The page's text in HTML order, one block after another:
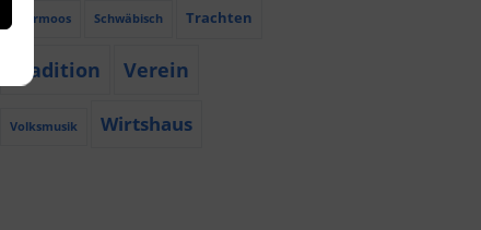
Röhrmoos Schwäbisch Trachten
Tradition Verein
Volksmusik Wirtshaus